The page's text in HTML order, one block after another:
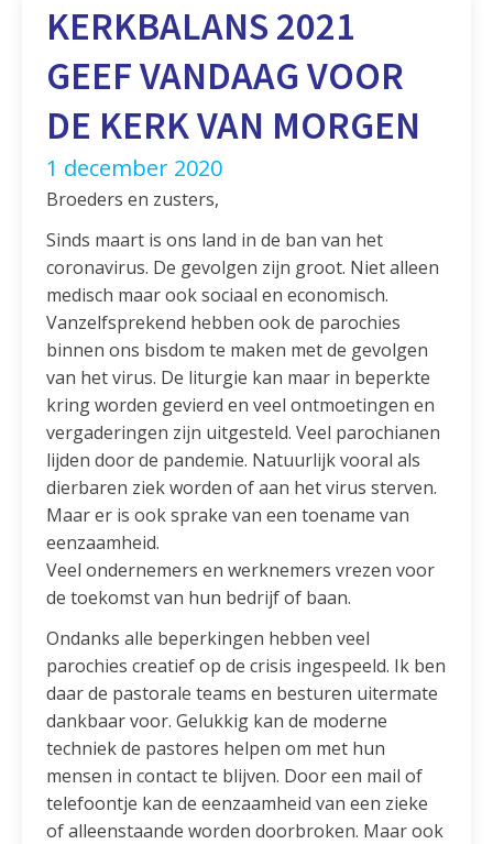
KERKBALANS 2021
GEEF VANDAAG VOOR
DE KERK VAN MORGEN
1 december 2020
Broeders en zusters,
Sinds maart is ons land in de ban van het
coronavirus. De gevolgen zijn groot. Niet alleen
medisch maar ook sociaal en economisch.
Vanzelfsprekend hebben ook de parochies
binnen ons bisdom te maken met de gevolgen
van het virus. De liturgie kan maar in beperkte
kring worden gevierd en veel ontmoetingen en
vergaderingen zijn uitgesteld. Veel parochianen
lijden door de pandemie. Natuurlijk vooral als
dierbaren ziek worden of aan het virus sterven.
Maar er is ook sprake van een toename van
eenzaamheid.
Veel ondernemers en werknemers vrezen voor
de toekomst van hun bedrijf of baan.
Ondanks alle beperkingen hebben veel
parochies creatief op de crisis ingespeeld. Ik ben
daar de pastorale teams en besturen uitermate
dankbaar voor. Gelukkig kan de moderne
techniek de pastores helpen om met hun
mensen in contact te blijven. Door een mail of
telefoontje kan de eenzaamheid van een zieke
of alleenstaande worden doorbroken. Maar ook